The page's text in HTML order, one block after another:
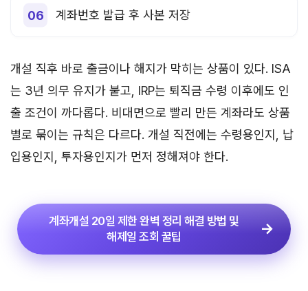
계좌번호 발급 후 사본 저장
개설 직후 바로 출금이나 해지가 막히는 상품이 있다. ISA
는 3년 의무 유지가 붙고, IRP는 퇴직금 수령 이후에도 인
출 조건이 까다롭다. 비대면으로 빨리 만든 계좌라도 상품
별로 묶이는 규칙은 다르다. 개설 직전에는 수령용인지, 납
입용인지, 투자용인지가 먼저 정해져야 한다.
계좌개설 20일 제한 완벽 정리 해결 방법 및
해제일 조회 꿀팁